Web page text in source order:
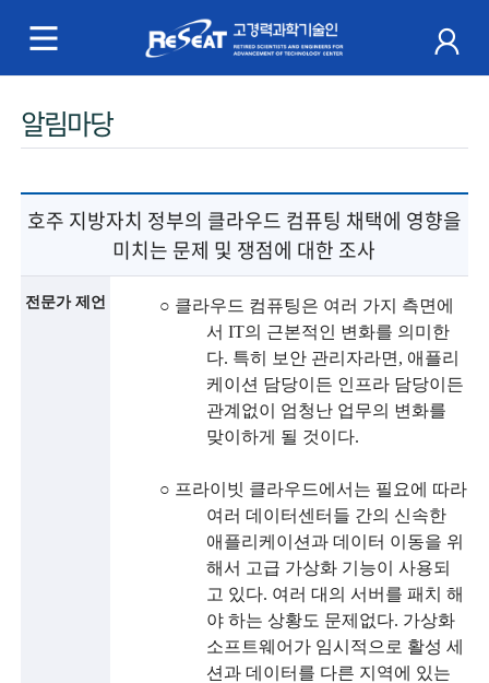
R
e
e
a
t
고
경
기
주
메
알림마당
호주 지방자치 정부의 클라우드 컴퓨팅 채택에 영향을
미치는 문제 및 쟁점에 대한 조사
전문가 제언 ○ 클라우드 컴퓨팅은 여러 가지 측면에
서 IT의 근본적인 변화를 의미한
다. 특히 보안 관리자라면 , 애플리
케이션 담당이든 인프라 담당이든
관계없이 엄청난 업무의 변화를
맞이하게 될 것이다.
○ 프라이빗 클라우드에서는 필요에 따라
여러 데이터센터들 간의 신속한
애플리케이션과 데이터 이동을 위
해서 고급 가상화 기능이 사용되
고 있다. 여러 대의 서버를 패치 해
야 하는 상황도 문제없다. 가상화
소프트웨어가 임시적으로 활성 세
션과 데이터를 다른 지역에 있는